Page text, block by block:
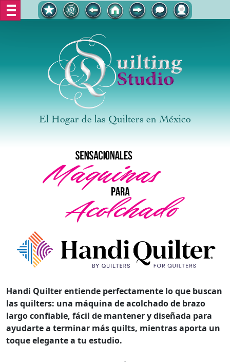
El Hogar de las Quilters en México
Handi Quilter entiende perfectamente lo que buscan
las quilters: una máquina de acolchado de brazo
largo confiable, fácil de mantener y diseñada para
ayudarte a terminar más quilts, mientras aporta un
toque elegante a tu estudio.